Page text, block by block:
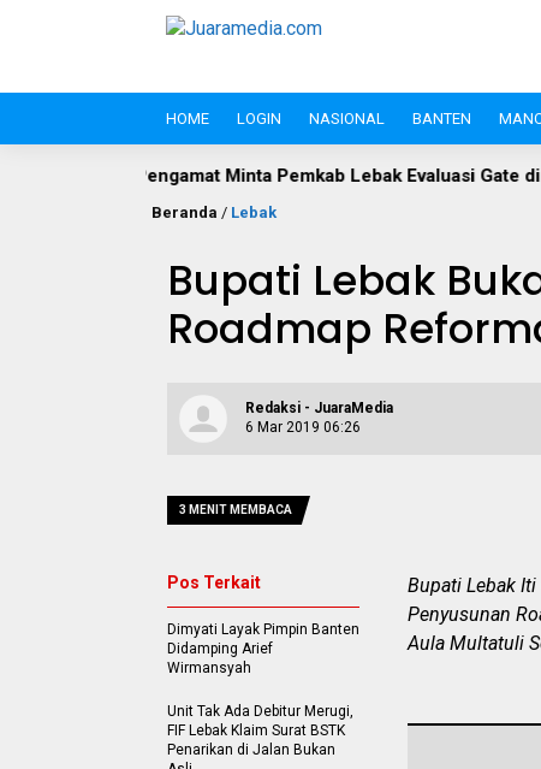
HOME LOGIN NASIONAL BANTEN
Minta Pemkab Lebak Evaluasi Gate di Jalan S.A. Tirtayasa
Beranda / Lebak
Bupati Lebak
Roadmap
Redaksi - JuaraMedia
6 Mar 2019 06:26
3 MENIT MEMBACA
Bupati Lebak
Penyusunan
Aula Multatuli
Pos Terkait
Dimyati Layak Pimpin Banten
Didamping Arief
Wirmansyah
Unit Tak Ada Debitur Merugi,
FIF Lebak Klaim Surat BSTK
Penarikan di Jalan Bukan